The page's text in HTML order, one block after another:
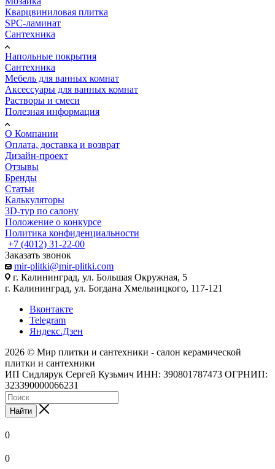
Кварцвиниловая плитка
SPC-ламинат
Сантехника
Напольные покрытия
Сантехника
Мебель для ванных комнат
Аксессуары для ванных комнат
Растворы и смеси
Полезная информация
О Компании
Оплата, доставка и возврат
Дизайн-проект
Отзывы
Бренды
Статьи
Калькуляторы
3D-тур по салону
Положение о конкурсе
Политика конфиденциальности
+7 (4012) 31-22-00
Заказать звонок
mir-plitki@mir-plitki.com
г. Калининград, ул. Большая Окружная, 5
г. Калининград, ул. Богдана Хмельницкого, 117-121
Вконтакте
Telegram
Яндекс.Дзен
2026 © Мир плитки и сантехники - салон керамической
плитки и сантехники
ИП Сидлярук Сергей Кузьмич ИНН: 390801787473 ОГРНИП:
323390000066231
Найти
0
0